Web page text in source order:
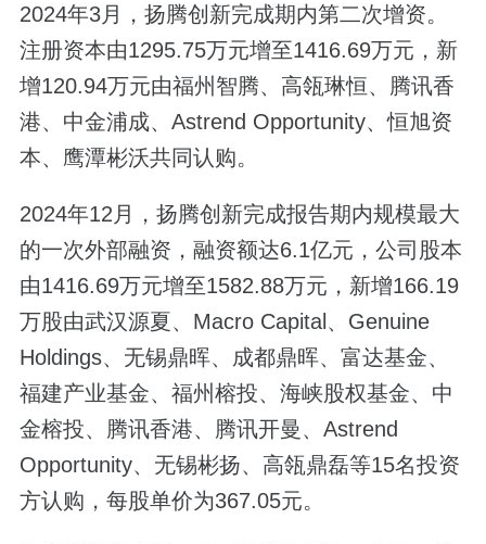
2024年3月，扬腾创新完成期内第二次增资。
注册资本由1295.75万元增至1416.69万元，新
增120.94万元由福州智腾、高瓴琳恒、腾讯香
港、中金浦成、Astrend Opportunity、恒旭资
本、鹰潭彬沃共同认购。
2024年12月，扬腾创新完成报告期内规模最大
的一次外部融资，融资额达6.1亿元，公司股本
由1416.69万元增至1582.88万元，新增166.19
万股由武汉源夏、Macro Capital、Genuine
Holdings、无锡鼎晖、成都鼎晖、富达基金、
福建产业基金、福州榕投、海峡股权基金、中
金榕投、腾讯香港、腾讯开曼、Astrend
Opportunity、无锡彬扬、高瓴鼎磊等15名投资
方认购，每股单价为367.05元。